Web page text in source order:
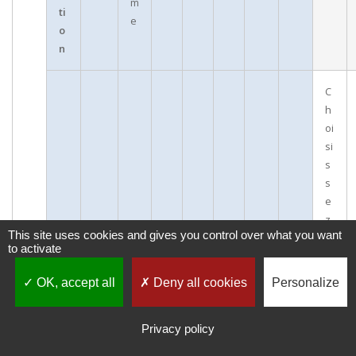
ti
o
n
e
C
h
oi
si
s
s
e
z
le
s
rc
This site uses cookies and gives you control over what you want
to activate
OK, accept all Deny all cookies Personalize
Privacy policy